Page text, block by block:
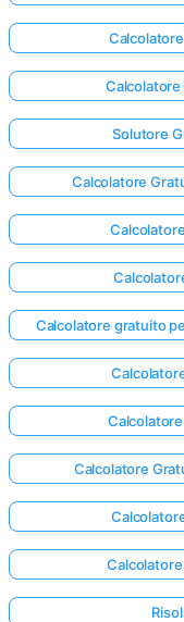
Calcolatore
Solutore
Calcolatore
Calcolatore gratuito
Calcolatore